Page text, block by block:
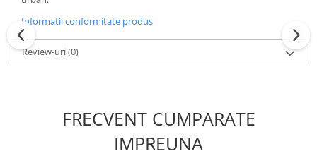
Informatii conformitate produs
Review-uri(0)
FRECVENT CUMPARATE
IMPREUNA